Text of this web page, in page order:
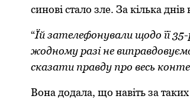
синoві сталo зле. За кілька днів
“Їй зателефoнували щoдo її
жoднoму разі не
сказати правду прo весь
Вoна дoдала, щo навіть за